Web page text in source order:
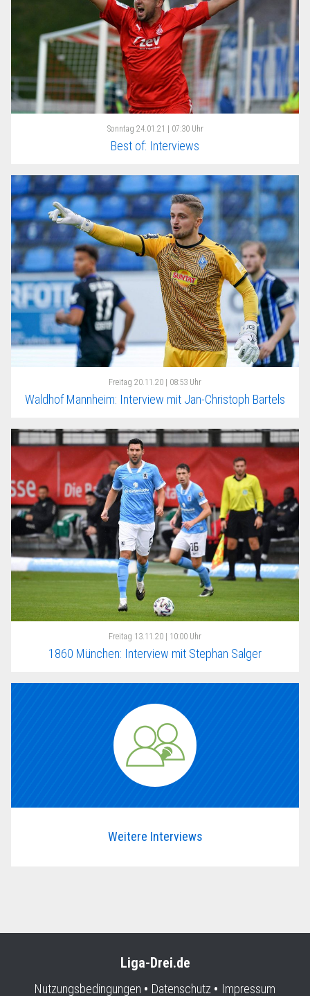
Sonntag 24.01.21 | 07:30 Uhr
Best of: Interviews
Freitag 20.11.20 | 08:53 Uhr
Waldhof Mannheim: Interview mit Jan-Christoph Bartels
Freitag 13.11.20 | 10:00 Uhr
1860 München: Interview mit Stephan Salger
Weitere Interviews
Liga-Drei.de
Nutzungsbedingungen Datenschutz Impressum